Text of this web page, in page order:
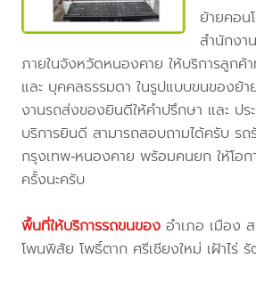
ย้ายคอน
สำนักงา
ภายในจังหวัดหนองคาย ให้บริการลูกค้
และ บุคคลธรรมดา ในรูปแบบขนของย้
งานรถส่งของยินดีให้คำปรึกษา และ ปร
บริการยินดี สามารถสอบถามได้ครับ รถ
กรุงเทพ-หนองคาย พร้อมคนยก ให้โอก
ครั้งนะครับ
พื้นที่ให้บริการรถขนของ อำเภอ เมือง
โพนพิสัย โพธิ์ตาก ศรีเชียงใหม่ เฝ้าไร่